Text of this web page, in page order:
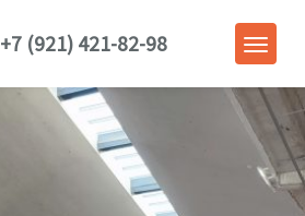
+7 (921) 421-82-98